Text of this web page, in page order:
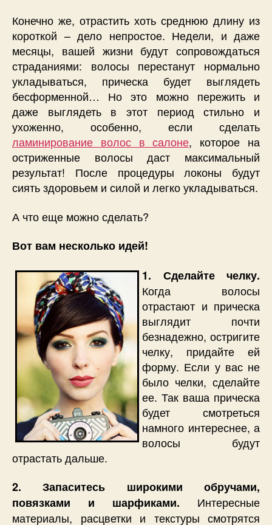
Конечно же, отрастить хоть среднюю длину из
короткой – дело непростое. Недели, и даже
месяцы, вашей жизни будут сопровождаться
страданиями: волосы перестанут нормально
укладываться, прическа будет выглядеть
бесформенной… Но это можно пережить и
даже выглядеть в этот период стильно и
ухоженно, особенно, если сделать
ламинирование волос в салоне, которое на
остриженные волосы даст максимальный
результат! После процедуры локоны будут
сиять здоровьем и силой и легко укладываться.
А что еще можно сделать?
Вот вам несколько идей!
1. Сделайте челку.
Когда волосы
отрастают и прическа
выглядит почти
безнадежно, остригите
челку, придайте ей
форму. Если у вас не
было челки, сделайте
ее. Так ваша прическа
будет смотреться
намного интереснее, а
волосы будут
отрастать дальше.
2. Запаситесь широкими обручами,
повязками и шарфиками. Интересные
материалы, расцветки и текстуры смотрятся